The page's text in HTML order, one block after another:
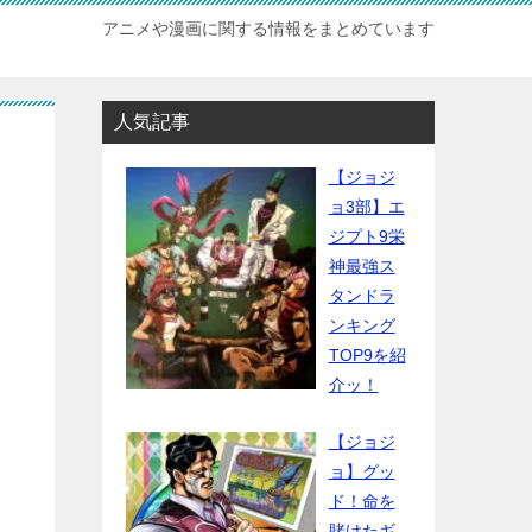
アニメや漫画に関する情報をまとめています
人気記事
【ジョジ
ョ3部】エ
ジプト9栄
神最強ス
タンドラ
ンキング
TOP9を紹
介ッ！
【ジョジ
ョ】グッ
ド！命を